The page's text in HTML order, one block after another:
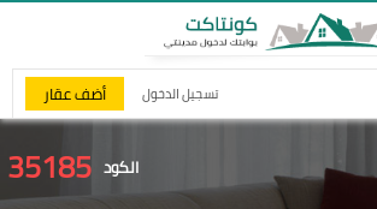
تسجيل الدخول أضف عقار
الكود 35185